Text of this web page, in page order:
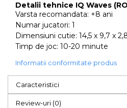
Detalii tehnice IQ Waves
Varsta recomandata: +8 ani
Numar jucatori: 1
Dimensiuni cutie: 14,5 x 9,7 x
Timp de joc: 10-20 minute
Informatii conformitate produs
Caracteristici
Review-uri (0)